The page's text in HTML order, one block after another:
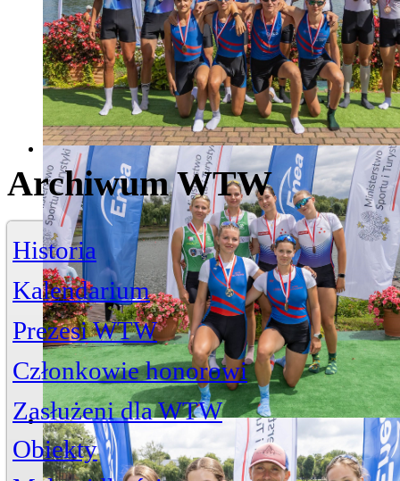
Archiwum WTW
Historia
Kalendarium
Prezesi WTW
Członkowie honorowi
Zasłużeni dla WTW
Jerzy Bojańczyk
Życiorys
Artykuły
Wiktor Szelągowski
Zasłużeni członkowie
Obiekty
Przystańul. Piwna 3